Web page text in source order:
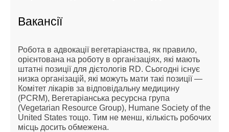
Вакансії
Робота в адвокації вегетаріанства, як правило,
орієнтована на роботу в організаціях, які мають
штатні позиції для дієтологів RD. Сьогодні існує
низка організацій, які можуть мати такі позиції —
Комітет лікарів за відповідальну медицину
(PCRM), Вегетаріанська ресурсна група
(Vegetarian Resource Group), Humane Society of the
United States тощо. Тим не менш, кількість робочих
місць досить обмежена.